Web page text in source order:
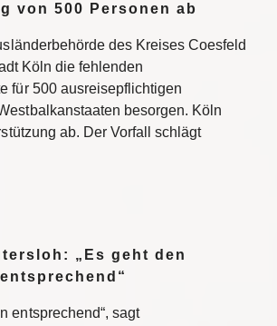
von 500 Personen ab
des Kreises Coesfeld
Köln die fehlenden
für 500 ausreisepflichtigen
besorgen. Köln
ab. Der Vorfall schlägt
„Es geht den
entsprechend“, sagt